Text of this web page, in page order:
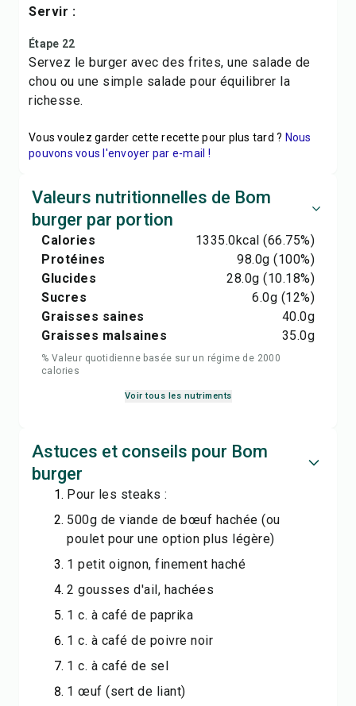
Servir :
Étape 22
Servez le burger avec des frites, une salade de
chou ou une simple salade pour équilibrer la
richesse.
Vous voulez garder cette recette pour plus tard ? Nous
pouvons vous l'envoyer par e-mail !
Valeurs nutritionnelles de Bom
burger par portion
Calories 1335.0kcal (66.75%)
Protéines
98.0g (100%)
Glucides
28.0g (10.18%)
Sucres
6.0g (12%)
Graisses saines
40.0g
Graisses malsaines
35.0g
% Valeur quotidienne basée sur un régime de 2000
calories
Voir tous les nutriments
Astuces et conseils pour Bom
burger
Pour les steaks :
500g de viande de bœuf hachée (ou
poulet pour une option plus légère)
1 petit oignon, finement haché
2 gousses d'ail, hachées
1 c. à café de paprika
1 c. à café de poivre noir
1 c. à café de sel
1 œuf (sert de liant)